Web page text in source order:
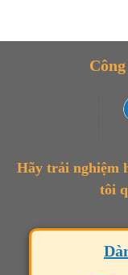
Hãy trải nghiệm
tôi